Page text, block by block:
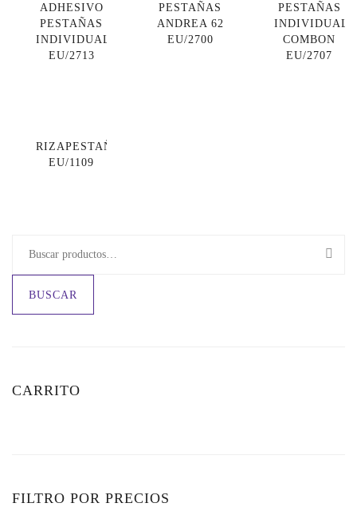
ADHESIVO
PESTAÑAS
INDIVIDUALES
EU/2713
PESTAÑAS
ANDREA 62
EU/2700
PESTAÑAS
COMBON
EU/2707
RIZAPESTAÑAS
EU/1109
BUSCAR
CARRITO
FILTRO POR PRECIOS